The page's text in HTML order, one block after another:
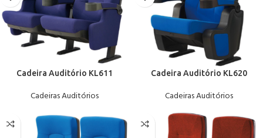
Cadeira Auditório KL611
Cadeiras Auditórios
Cadeira Auditório KL620
Cadeiras Auditórios